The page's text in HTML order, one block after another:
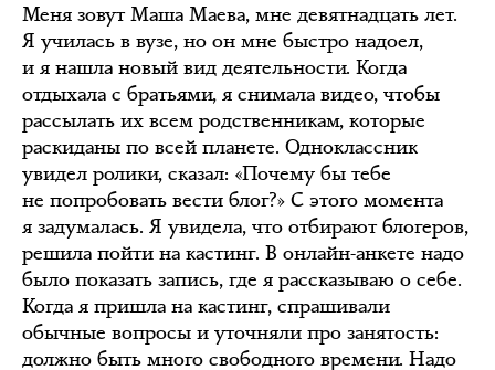
Меня зовут Маша Маева, мне девятнадцать лет.
Я училась в вузе, но он мне быстро надоел,
и я нашла новый вид деятельности. Когда
отдыхала с братьями, я снимала видео, чтобы
рассылать их всем родственникам, которые
раскиданы по всей планете. Одноклассник
увидел ролики, сказал: «Почему бы тебе
не попробовать вести блог?» С этого момента
я задумалась. Я увидела, что отбирают блогеров,
решила пойти на кастинг. В онлайн-анкете надо
было показать запись, где я рассказываю о себе.
Когда я пришла на кастинг, спрашивали
обычные вопросы и уточняли про занятость:
должно быть много свободного времени. Надо